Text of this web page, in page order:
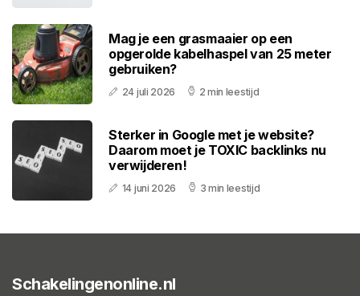
Mag je een grasmaaier op een
opgerolde kabelhaspel van 25 meter
gebruiken?
24 juli 2026 2 min leestijd
Sterker in Google met je website?
Daarom moet je TOXIC backlinks nu
verwijderen!
14 juni 2026 3 min leestijd
Schakelingenonline.nl